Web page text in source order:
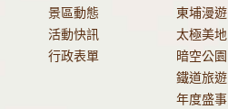
景區動態
活動快訊
行政表單
東埔漫遊
太極美地
暗空公園
鐵道旅遊
年度盛事